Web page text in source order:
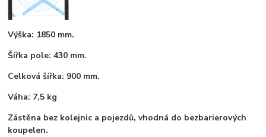
Výška: 1850 mm.
Šířka pole: 430 mm.
Celková šířka: 900 mm.
Váha: 7,5 kg
Zástěna bez kolejnic a pojezdů, vhodná do bezbarierových
koupelen.